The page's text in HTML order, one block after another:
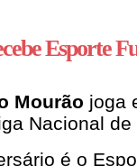
Esporte
Mourão joga
Nacional de
é o